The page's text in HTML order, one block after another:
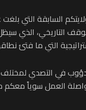
السابقة التي
التاريخي،
التي ما فتئ
في التصدي لمختلف
العمل سوياً معكم